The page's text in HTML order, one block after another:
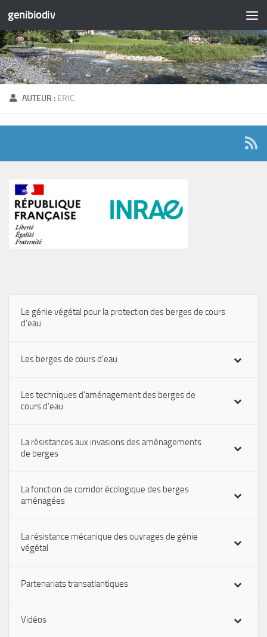
Skip to content
genibiodiv
AUTEUR : ERIC
Le génie végétal pour la protection des berges de cours
d’eau
Les berges de cours d’eau
Les techniques d’aménagement des berges de
cours d’eau
La résistances aux invasions des aménagements
de berges
La fonction de corridor écologique des berges
aménagées
La résistance mécanique des ouvrages de génie
végétal
Partenariats transatlantiques
Vidéos